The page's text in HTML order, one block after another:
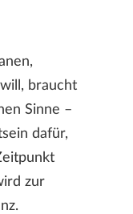
braucht
Sinne –
dafür,
zur